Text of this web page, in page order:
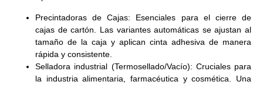
Precintadoras de Cajas: Esenciales para el cierre de
cajas de cartón. Las variantes automáticas se ajustan al
tamaño de la caja y aplican cinta adhesiva de manera
rápida y consistente.
Selladora industrial (Termosellado/Vacío): Cruciales para
la industria alimentaria, farmacéutica y cosmética. Una